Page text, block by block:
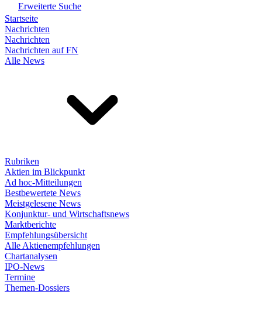
Erweiterte Suche
Startseite
Nachrichten
Nachrichten
Nachrichten auf FN
Alle News
Rubriken
Aktien im Blickpunkt
Ad hoc-Mitteilungen
Bestbewertete News
Meistgelesene News
Konjunktur- und Wirtschaftsnews
Marktberichte
Empfehlungsübersicht
Alle Aktienempfehlungen
Chartanalysen
IPO-News
Termine
Themen-Dossiers